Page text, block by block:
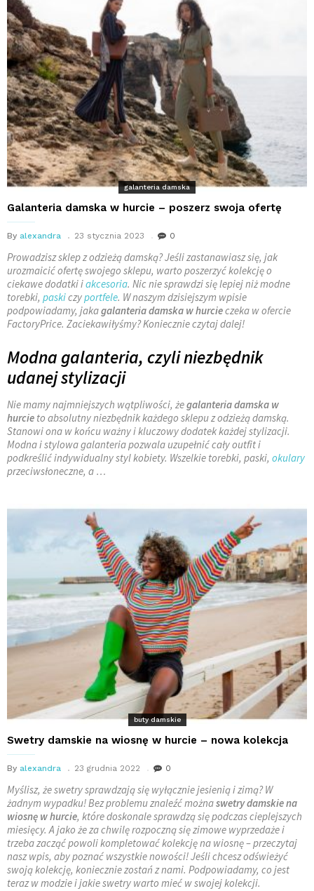
galanteria damska
Galanteria damska w hurcie – poszerz swoja ofertę
By alexandra 23 stycznia 2023 0
Prowadzisz sklep z odzieżą damską? Jeśli zastanawiasz się, jak
urozmaicić ofertę swojego sklepu, warto poszerzyć kolekcję o
ciekawe dodatki iakcesoria. Nic nie sprawdzi się lepiej niż modne
torebki, paskiczyportfele. W naszym dzisiejszym wpisie
podpowiadamy, jakagalanteria damska w hurcieczeka w ofercie
FactoryPrice. Zaciekawiłyśmy? Koniecznie czytaj dalej!
Modna galanteria, czyli niezbędnik
udanej stylizacji
Nie mamy najmniejszych wątpliwości, żegalanteria damska w
hurcie to absolutny niezbędnik każdego sklepu z odzieżą damską.
Stanowi ona w końcu ważny i kluczowy dodatek każdej stylizacji.
Modna i stylowa galanteria pozwala uzupełnić cały outfit i
podkreślić indywidualny styl kobiety. Wszelkie torebki, paski, okulary
przeciwsłoneczne, a …
buty damskie
Swetry damskie na wiosnę w hurcie – nowa kolekcja
By alexandra 23 grudnia 2022 0
Myślisz, że swetry sprawdzają się wyłącznie jesienią i zimą? W
żadnym wypadku! Bez problemu znaleźć możnaswetry damskie na
wiosnę w hurcie, które doskonale sprawdzą się podczas cieplejszych
miesięcy. A jako że za chwilę rozpoczną się zimowe wyprzedaże i
trzeba zacząć powoli kompletować kolekcję na wiosnę – przeczytaj
nasz wpis, aby poznać wszystkie nowości! Jeśli chcesz odświeżyć
swoją kolekcję, koniecznie zostań z nami. Podpowiadamy, co jest
teraz w modzie i jakie swetry warto mieć w swojej kolekcji.